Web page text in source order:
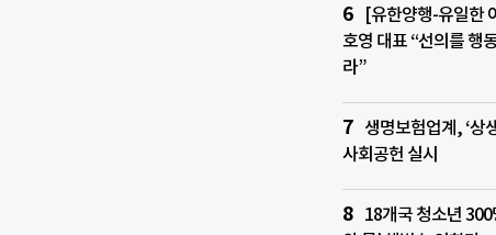
[유한양행-유일한
호영 대표 “선의를 행
라”
생명보험업계, ‘상
사회공헌 실시
18개국 청소년 300